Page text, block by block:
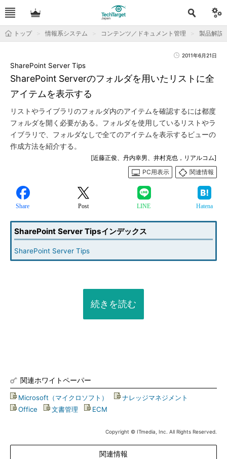
トップ 情報系システム コンテンツ／ドキュメント管理 製品解説
2011年6月21日
SharePoint Serverのフォルダを用いたリストに全
アイテムを表示する
SharePoint Server Tips
リストやライブラリのフォルダ内のアイテムを確認するには都度
フォルダを開く必要がある。フォルダを使用しているリストやラ
イブラリで、フォルダなしで全てのアイテムを表示するビューの
作成方法を紹介する。
[近藤正俊、丹内幸男、井村克也，リアルコム]
PC用表示
関連情報
Share Post LINE Hatena
SharePoint Server Tipsインデックス
SharePoint Server Tips
続きを読む
関連ホワイトペーパー
Microsoft（マイクロソフト） ナレッジマネジメント
Office
文書管理 ECM
Copyright © ITmedia, Inc. All Rights Reserved.
関連情報